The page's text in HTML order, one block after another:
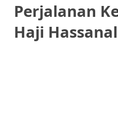
Perjalanan
Haji